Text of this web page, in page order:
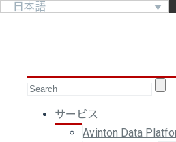
日本語
サービス
Avinton Data